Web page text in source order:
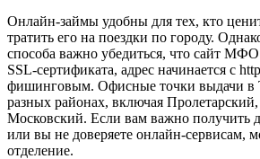
Онлайн-займы удобны для тех, кто
тратить его на поездки по городу.
способа важно убедиться, что сайт
SSL-сертификата, адрес начинается с
фишинговым. Офисные точки выдачи в
разных районах, включая
Московский. Если вам важно получить
или вы не доверяете онлайн-сервисам,
отделение.